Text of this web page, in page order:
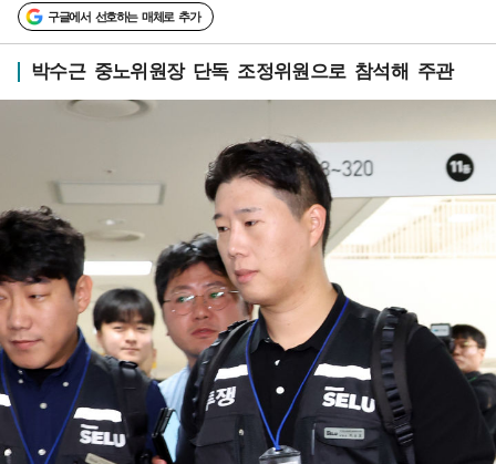
구글에서 선호하는 매체로 추가
박수근 중노위원장 단독 조정위원으로 참석해 주관